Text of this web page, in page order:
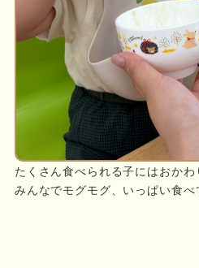
たくさん食べられる子にはおかわ
みんなでモグモグ、いっぱい食べ